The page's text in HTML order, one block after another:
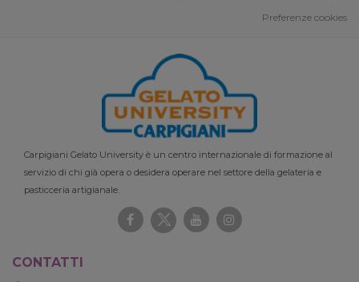
Preferenze cookies
Carpigiani Gelato University è un centro internazionale di formazione al
servizio di chi già opera o desidera operare nel settore della gelateria e
pasticceria artigianale.
CONTATTI